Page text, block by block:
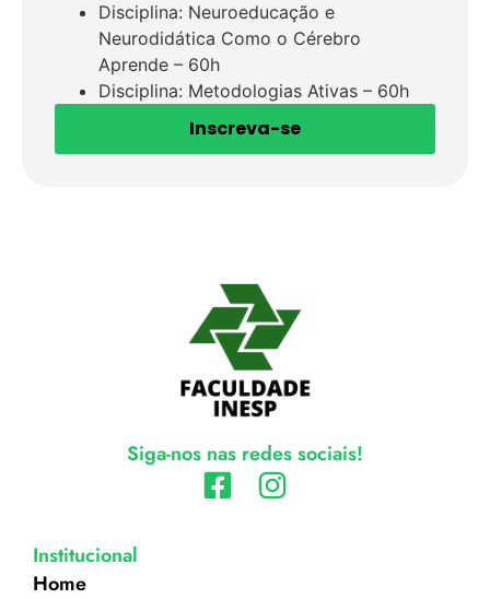
Disciplina: Neuroeducação e
Neurodidática Como o Cérebro
Aprende – 60h
Disciplina: Metodologias Ativas – 60h
Inscreva-se
Siga-nos nas redes sociais!
Institucional
Home